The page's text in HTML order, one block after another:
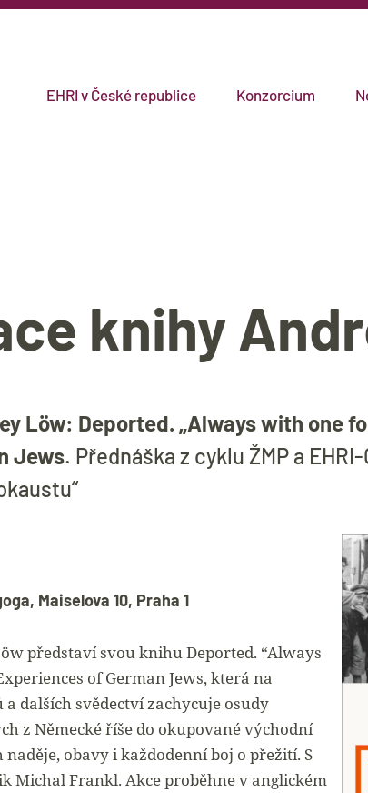
EHRI v České republice Konzorcium
knihy
Löw: Deported. „Always with one
Jews. Přednáška z cyklu ŽMP a
Maiselova 10, Praha 1
představí svou knihu Deported. “Always
of German Jews, která na
dalších svědectví zachycuje osudy
z Německé říše do okupované východní
obavy i každodenní boj o přežití. S
Michal Frankl. Akce proběhne v anglickém